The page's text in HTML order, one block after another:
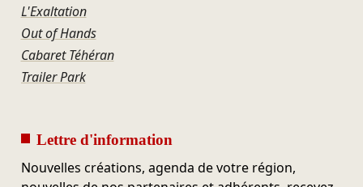
L'Exaltation
Out of Hands
Cabaret Téhéran
Trailer Park
Lettre d'information
Nouvelles créations, agenda de votre région,